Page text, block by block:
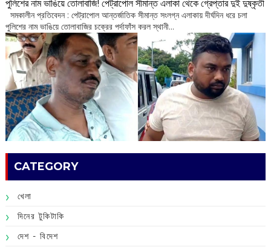
পুলিশের নাম ভাঙিয়ে তোলাবাজি! পেট্রাপোল সীমান্ত এলাকা থেকে গ্রেপ্তার দুই দুষ্কৃতী
সমকালীন প্রতিবেদন : পেট্রাপোল আন্তর্জাতিক সীমান্ত সংলগ্ন এলাকায় দীর্ঘদিন ধরে চলা
পুলিশের নাম ভাঙিয়ে তোলাবাজির চক্রের পর্দাফাঁস করল স্থানী...
CATEGORY
খেলা
দিনের টুকিটাকি
দেশ - বিদেশ